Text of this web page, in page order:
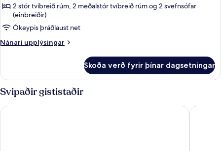
2 stór tvíbreið rúm, 2 meðalstór tvíbreið rúm og 2 svefnsófar
(einbreiðir)
Ókeypis þráðlaust net
Nánari upplýsingar
Nánari
Skoða verð fyrir þínar dagsetningar
Svipaðir gististaðir
The Palms Resort of Mazatlan Costa